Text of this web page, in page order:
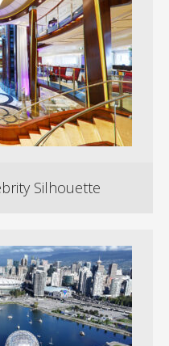
Silhouette